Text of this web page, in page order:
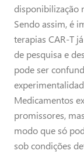
disponibilização
Sendo assim, é
terapias CAR-T
de pesquisa e
pode ser
Medicamentos
promissores,
modo que só
sob condições